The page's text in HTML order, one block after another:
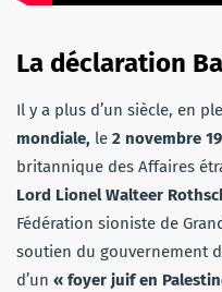
La déclaration
Il y a plus d’un siècle, en
mondiale, le 2 novembre
britannique des Affaires
Lord Lionel Walteer
Fédération sioniste de
soutien du gouvernement
d’un « foyer juif en